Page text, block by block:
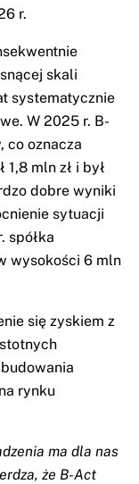
r.
skali
systematycznie
W 2025 r. B-
co oznacza
mln zł i był
dobre wyniki
sytuacji
spółka
wysokości 6 mln
się zyskiem z
rynku
ma dla nas
że B-Act